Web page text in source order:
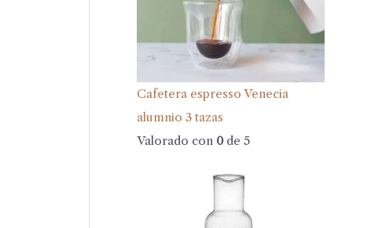
Cafetera espresso Venecia
alumnio 3 tazas
Valorado con 0de 5